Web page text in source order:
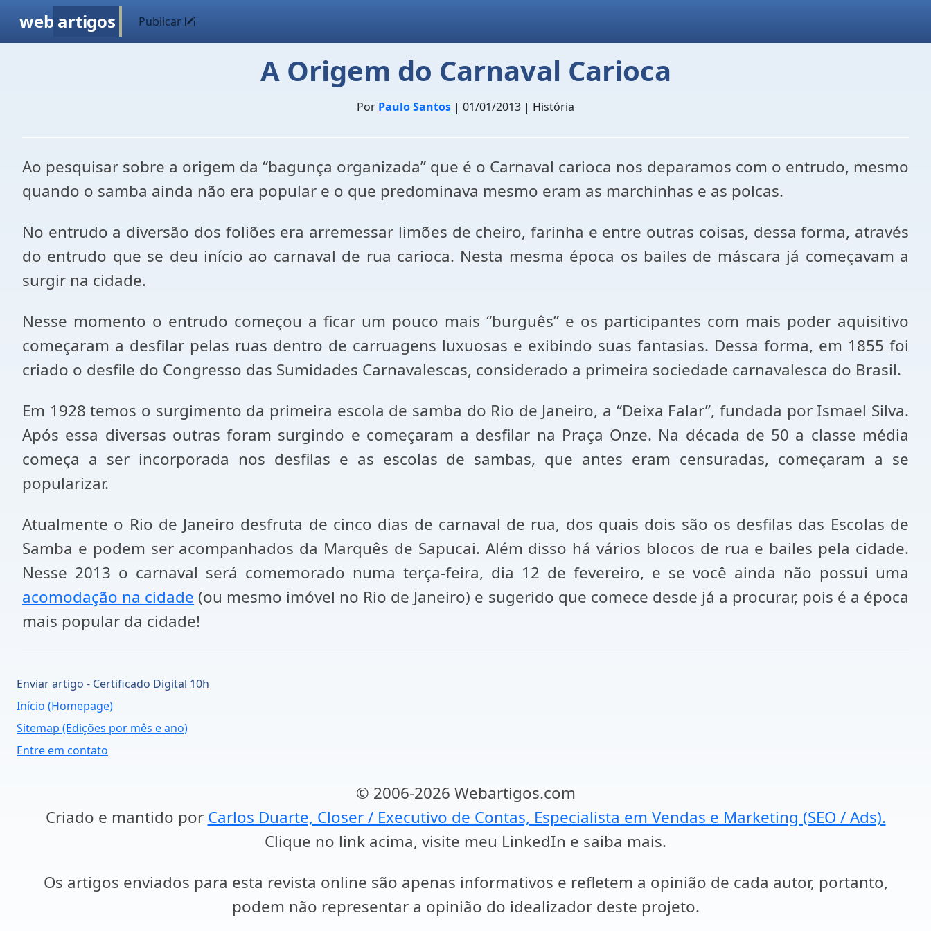
web artigos Publicar
A Origem do Carnaval Carioca
Por Paulo Santos | 01/01/2013 | História
Ao pesquisar sobre a origem da “bagunça organizada” que é o Carnaval carioca nos deparamos com o entrudo, mesmo
quando o samba ainda não era popular e o que predominava mesmo eram as marchinhas e as polcas.
No entrudo a diversão dos foliões era arremessar limões de cheiro, farinha e entre outras coisas, dessa forma, através
do entrudo que se deu início ao carnaval de rua carioca. Nesta mesma época os bailes de máscara já começavam a
surgir na cidade.
Nesse momento o entrudo começou a ficar um pouco mais “burguês” e os participantes com mais poder aquisitivo
começaram a desfilar pelas ruas dentro de carruagens luxuosas e exibindo suas fantasias. Dessa forma, em 1855 foi
criado o desfile do Congresso das Sumidades Carnavalescas, considerado a primeira sociedade carnavalesca do Brasil.
Em 1928 temos o surgimento da primeira escola de samba do Rio de Janeiro, a “Deixa Falar”, fundada por Ismael Silva.
Após essa diversas outras foram surgindo e começaram a desfilar na Praça Onze. Na década de 50 a classe média
começa a ser incorporada nos desfilas e as escolas de sambas, que antes eram censuradas, começaram a se
popularizar.
Atualmente o Rio de Janeiro desfruta de cinco dias de carnaval de rua, dos quais dois são os desfilas das Escolas de
Samba e podem ser acompanhados da Marquês de Sapucai. Além disso há vários blocos de rua e bailes pela cidade.
Nesse 2013 o carnaval será comemorado numa terça-feira, dia 12 de fevereiro, e se você ainda não possui uma
acomodação na cidade (ou mesmo imóvel no Rio de Janeiro) e sugerido que comece desde já a procurar, pois é a época
mais popular da cidade!
Enviar artigo - Certificado Digital 10h
Início (Homepage)
Sitemap (Edições por mês e ano)
Entre em contato
© 2006-2026 Webartigos.com
Criado e mantido por Carlos Duarte, Closer / Executivo de Contas, Especialista em Vendas e Marketing (SEO / Ads).
Clique no link acima, visite meu LinkedIn e saiba mais.
Os artigos enviados para esta revista online são apenas informativos e refletem a opinião de cada autor, portanto,
podem não representar a opinião do idealizador deste projeto.